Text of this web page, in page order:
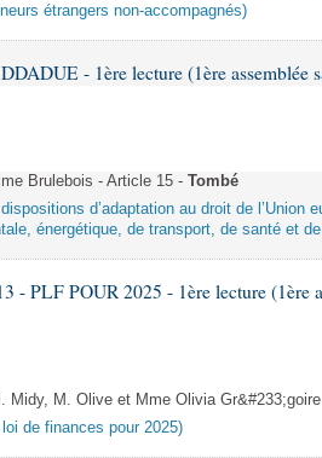
étrangers non-accompagnés)
- 1ère lecture (1ère assemblée
Brulebois - Article 15 - Tombé
d’adaptation au droit de l’Union
énergétique, de transport, de santé et
- PLF POUR 2025 - 1ère lecture (1ère
Midy, M. Olive et Mme Olivia
de finances pour 2025)